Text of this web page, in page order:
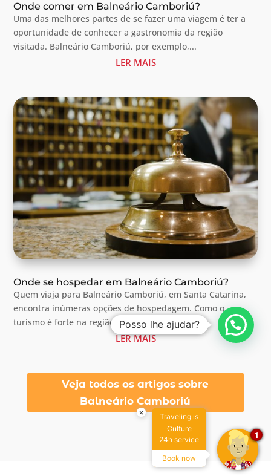
Onde comer em Balneário Camboriú?
Uma das melhores partes de se fazer uma viagem é ter a
oportunidade de conhecer a gastronomia da região
visitada. Balneário Camboriú, por exemplo,...
LER MAIS
Onde se hospedar em Balneário Camboriú?
Quem viaja para Balneário Camboriú, em Santa Catarina,
encontra inúmeras opções de hospedagem. Como o
turismo é forte na região, são muitas as...
LER MAIS
Veja todos os artigos sobre
Balneário Camboriú
×
Traveling is
Culture
24h service
Book now
1